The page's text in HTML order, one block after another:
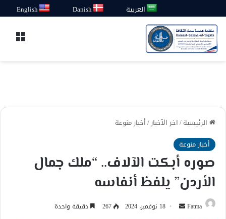
العربية Danish
English
الرئيسية/اخر الأخبار/أخبار منوعة
أخبار منوعة
صوره أبكت الآلاف.. “ملك جمال
الأردن” يلفظ أنفاسه
Fatma
أرسل 18 نوفمبر، 2024 267 دقيقة واحدة